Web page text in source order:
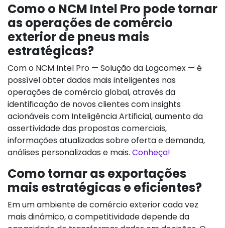
Como o NCM Intel Pro pode tornar
as operações de comércio
exterior de pneus mais
estratégicas?
Com o NCM Intel Pro — Solução da Logcomex — é
possível obter dados mais inteligentes nas
operações de comércio global, através da
identificação de novos clientes com insights
acionáveis com Inteligência Artificial, aumento da
assertividade das propostas comerciais,
informações atualizadas sobre oferta e demanda,
análises personalizadas e mais. Conheça!
Como tornar as exportações
mais estratégicas e eficientes?
Em um ambiente de comércio exterior cada vez
mais dinâmico, a competitividade depende da